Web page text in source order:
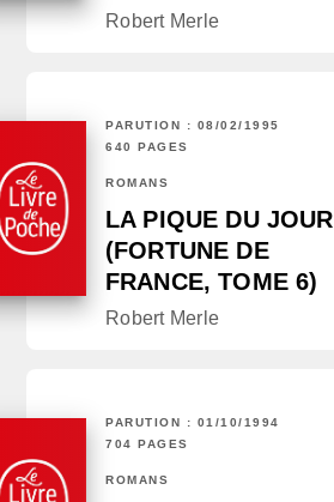
Robert Merle
PARUTION : 08/02/1995
640 PAGES
ROMANS
LA PIQUE DU JOUR
(FORTUNE DE
FRANCE, TOME 6)
Robert Merle
PARUTION : 01/10/1994
704 PAGES
ROMANS